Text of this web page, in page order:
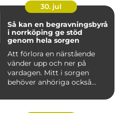
30. jul
Så kan en begravningsbyrå
i norrköping ge stöd
genom hela sorgen
Att förlora en närstående
vänder upp och ner på
vardagen. Mitt i sorgen
behöver anhöriga också